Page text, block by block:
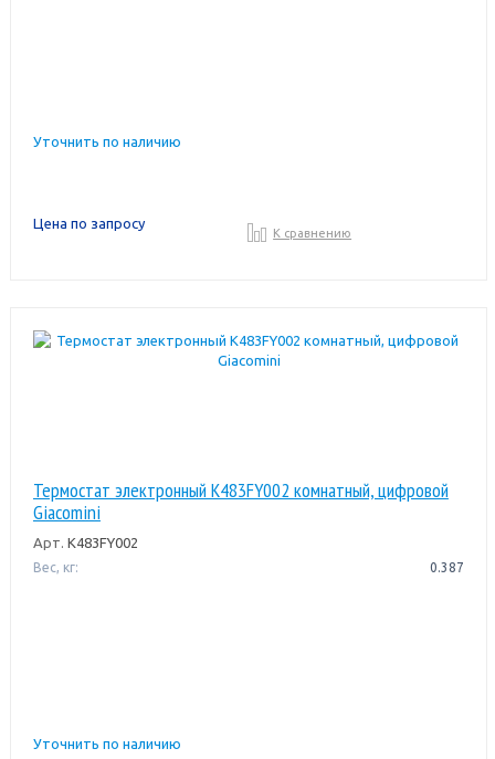
Уточнить по наличию
Цена по запросу
К сравнению
Термостат электронный K483FY002 комнатный, цифровой
Giacomini
Арт. K483FY002
Вес, кг: 0.387
Уточнить по наличию